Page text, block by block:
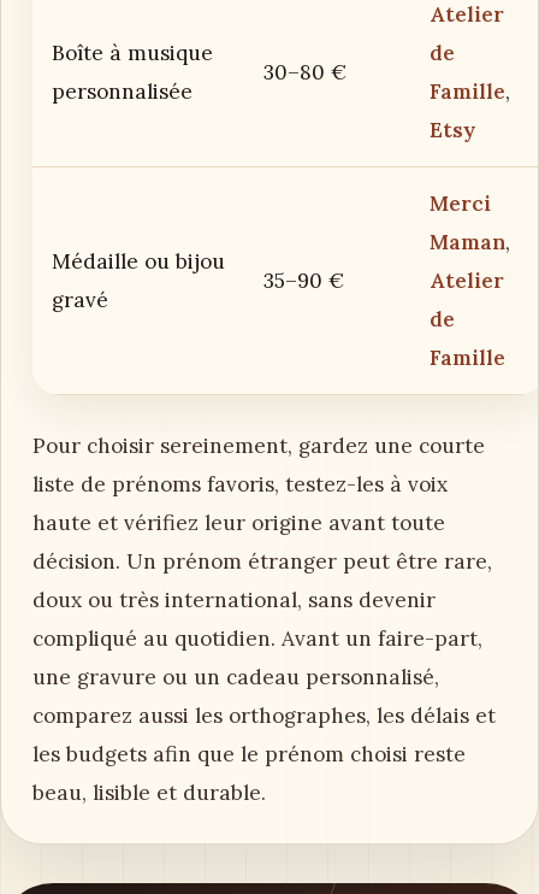
Boîte à musique
personnalisée
30–80 €
Atelier
de
Famille,
Etsy
Médaille ou bijou
gravé
35–90 €
Merci
Maman,
Atelier
de
Famille
Pour choisir sereinement, gardez une courte
liste de prénoms favoris, testez-les à voix
haute et vérifiez leur origine avant toute
décision. Un prénom étranger peut être rare,
doux ou très international, sans devenir
compliqué au quotidien. Avant un faire-part,
une gravure ou un cadeau personnalisé,
comparez aussi les orthographes, les délais et
les budgets afin que le prénom choisi reste
beau, lisible et durable.